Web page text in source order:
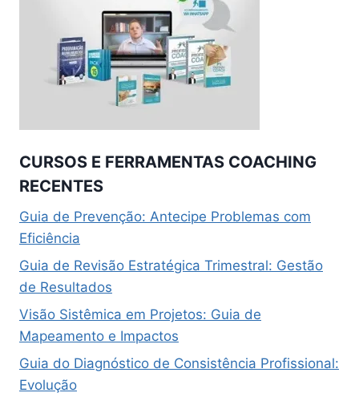
CURSOS E FERRAMENTAS COACHING
RECENTES
Guia de Prevenção: Antecipe Problemas com
Eficiência
Guia de Revisão Estratégica Trimestral: Gestão
de Resultados
Visão Sistêmica em Projetos: Guia de
Mapeamento e Impactos
Guia do Diagnóstico de Consistência Profissional:
Evolução